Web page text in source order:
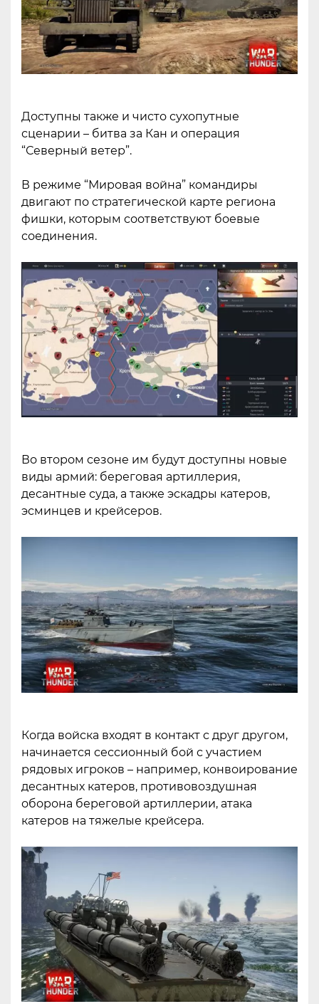
Доступны также и чисто сухопутные
сценарии – битва за Кан и операция
“Северный ветер”.
В режиме “Мировая война” командиры
двигают по стратегической карте региона
фишки, которым соответствуют боевые
соединения.
Во втором сезоне им будут доступны новые
виды армий: береговая артиллерия,
десантные суда, а также эскадры катеров,
эсминцев и крейсеров.
Когда войска входят в контакт с друг другом,
начинается сессионный бой с участием
рядовых игроков – например, конвоирование
десантных катеров, противовоздушная
оборона береговой артиллерии, атака
катеров на тяжелые крейсера.